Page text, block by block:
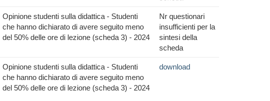
Opinione studenti sulla didattica - Studenti
che hanno dichiarato di avere seguito meno
del 50% delle ore di lezione (scheda 3) - 2024
Nr questionari
insufficienti per la
sintesi della
scheda
Opinione studenti sulla didattica - Studenti
che hanno dichiarato di avere seguito meno
del 50% delle ore di lezione (scheda 3) - 2024
download